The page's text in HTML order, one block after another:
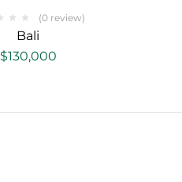
(0 review)
Bali
$130,000